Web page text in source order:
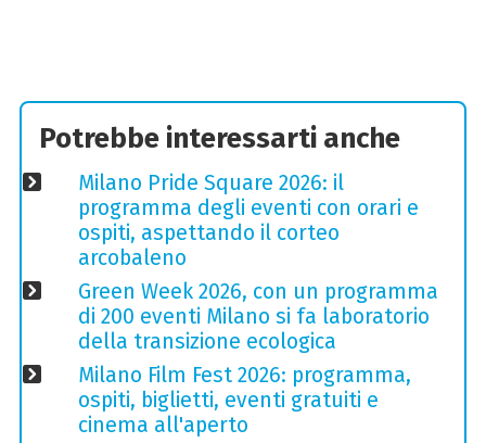
Potrebbe interessarti anche
Milano Pride Square 2026: il
programma degli eventi con orari e
ospiti, aspettando il corteo
arcobaleno
Green Week 2026, con un programma
di 200 eventi Milano si fa laboratorio
della transizione ecologica
Milano Film Fest 2026: programma,
ospiti, biglietti, eventi gratuiti e
cinema all'aperto